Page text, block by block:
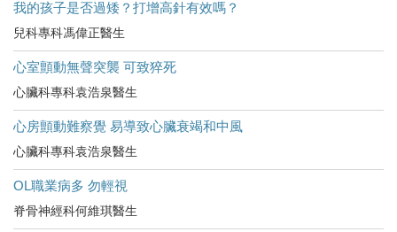
我的孩子是否過矮？打增高針有效嗎？
兒科專科馮偉正醫生
心室顫動無聲突襲 可致猝死
心臟科專科袁浩泉醫生
心房顫動難察覺 易導致心臟衰竭和中風
心臟科專科袁浩泉醫生
OL職業病多 勿輕視
脊骨神經科何維琪醫生